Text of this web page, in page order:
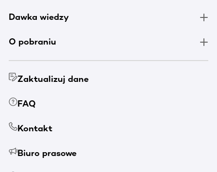
Dawka wiedzy
O pobraniu
Zaktualizuj dane
FAQ
Kontakt
Biuro prasowe